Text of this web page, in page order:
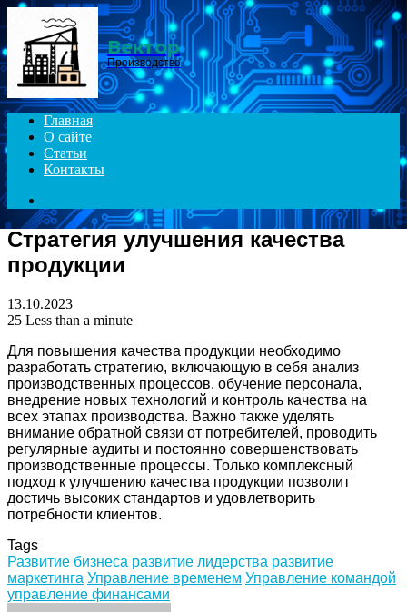
Вектор
Производство
Главная
О сайте
Статьи
Контакты
for
Стратегия улучшения качества
продукции
13.10.2023
25 Less than a minute
Для повышения качества продукции необходимо
разработать стратегию, включающую в себя анализ
производственных процессов, обучение персонала,
внедрение новых технологий и контроль качества на
всех этапах производства. Важно также уделять
внимание обратной связи от потребителей, проводить
регулярные аудиты и постоянно совершенствовать
производственные процессы. Только комплексный
подход к улучшению качества продукции позволит
достичь высоких стандартов и удовлетворить
потребности клиентов.
Tags
Развитие бизнеса развитие лидерства развитие
маркетинга Управление временем Управление командой
управление финансами